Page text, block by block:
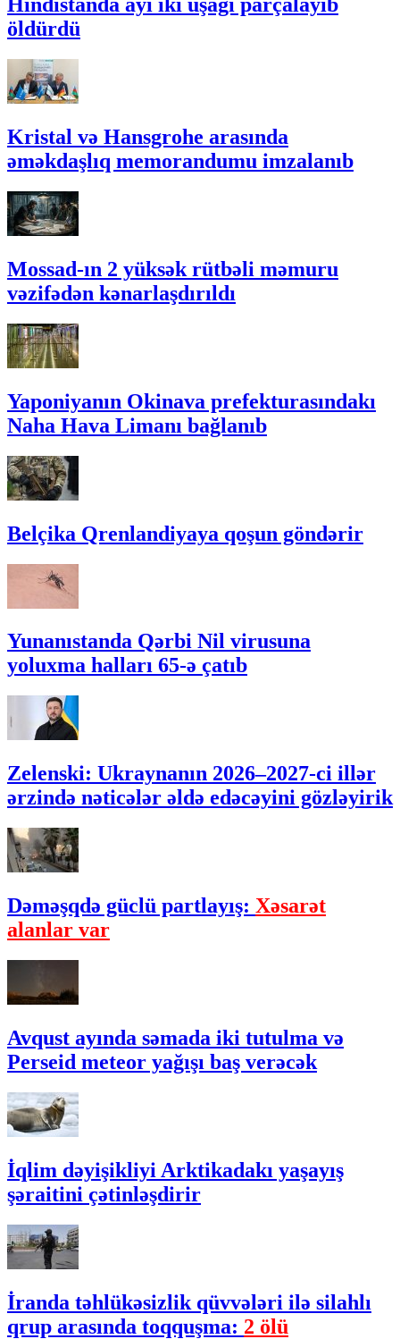
Hindistanda ayı iki uşağı parçalayıb
öldürdü
Kristal və Hansgrohe arasında
əməkdaşlıq memorandumu imzalanıb
Mossad-ın 2 yüksək rütbəli məmuru
vəzifədən kənarlaşdırıldı
Yaponiyanın Okinava prefekturasındakı
Naha Hava Limanı bağlanıb
Belçika Qrenlandiyaya qoşun göndərir
Yunanıstanda Qərbi Nil virusuna
yoluxma halları 65-ə çatıb
Zelenski: Ukraynanın 2026–2027-ci illər
ərzində nəticələr əldə edəcəyini gözləyirik
Dəməşqdə güclü partlayış: Xəsarət
alanlar var
Avqust ayında səmada iki tutulma və
Perseid meteor yağışı baş verəcək
İqlim dəyişikliyi Arktikadakı yaşayış
şəraitini çətinləşdirir
İranda təhlükəsizlik qüvvələri ilə silahlı
qrup arasında toqquşma: 2 ölü